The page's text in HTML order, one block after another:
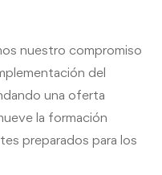
nuestro compromiso
del
una oferta
la formación
preparados para los